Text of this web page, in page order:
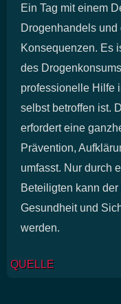
Ein Tag mit einem
Drogenhandels
Konsequenzen. Es
des
professionelle Hilfe
selbst betroffen ist.
erfordert eine
Prävention,
umfasst. Nur durch
Beteiligten kann
Gesundheit und
werden.
QUELLE